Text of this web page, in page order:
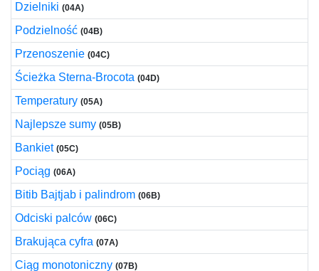
Dzielniki (04A)
Podzielność (04B)
Przenoszenie (04C)
Ścieżka Sterna-Brocota (04D)
Temperatury (05A)
Najlepsze sumy (05B)
Bankiet (05C)
Pociąg (06A)
Bitib Bajtjab i palindrom (06B)
Odciski palców (06C)
Brakująca cyfra (07A)
Ciąg monotoniczny (07B)